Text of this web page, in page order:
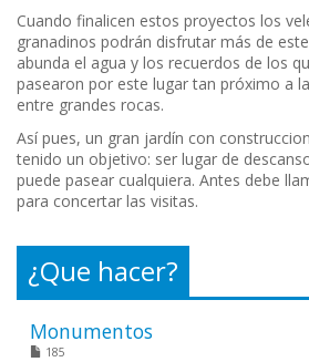
Cuando finalicen estos proyectos los
granadinos podrán disfrutar más de
abunda el agua y los recuerdos de los
pasearon por este lugar tan próximo a
entre grandes rocas.
Así pues, un gran jardín con
tenido un objetivo: ser lugar de
puede pasear cualquiera. Antes debe
para concertar las visitas.
¿Que hacer?
Monumentos
185